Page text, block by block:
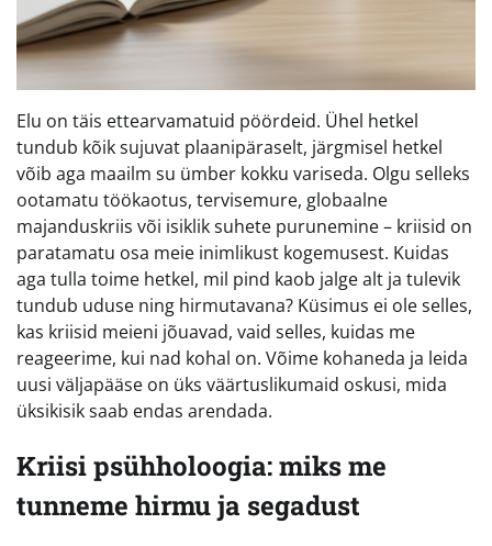
Elu on täis ettearvamatuid pöördeid. Ühel hetkel
tundub kõik sujuvat plaanipäraselt, järgmisel hetkel
võib aga maailm su ümber kokku variseda. Olgu selleks
ootamatu töökaotus, tervisemure, globaalne
majanduskriis või isiklik suhete purunemine – kriisid on
paratamatu osa meie inimlikust kogemusest. Kuidas
aga tulla toime hetkel, mil pind kaob jalge alt ja tulevik
tundub uduse ning hirmutavana? Küsimus ei ole selles,
kas kriisid meieni jõuavad, vaid selles, kuidas me
reageerime, kui nad kohal on. Võime kohaneda ja leida
uusi väljapääse on üks väärtuslikumaid oskusi, mida
üksikisik saab endas arendada.
Kriisi psühholoogia: miks me
tunneme hirmu ja segadust